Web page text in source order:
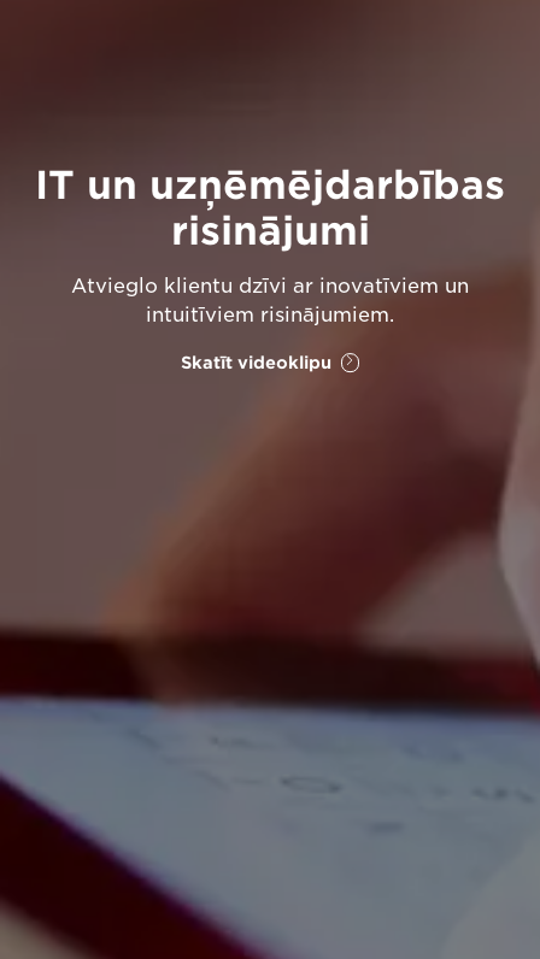
IT un uzņēmējdarbības
risinājumi
Atvieglo klientu dzīvi ar inovatīviem un
intuitīviem risinājumiem.
Skatīt videoklipu